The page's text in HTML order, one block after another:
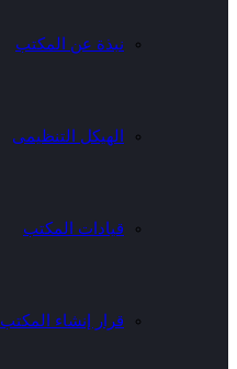
نبذة عن المكتب
الهيكل التنظيمى
قيادات المكتب
قرار إنشاء المكتب